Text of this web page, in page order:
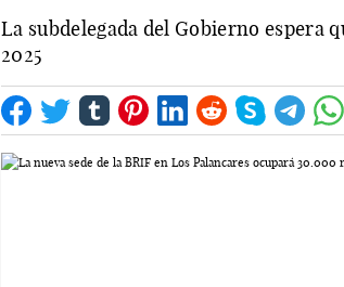
La subdelegada del Gobierno espera
2025